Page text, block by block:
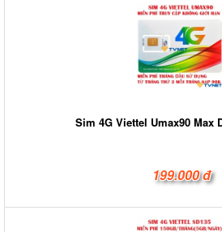
Sim 4G Viettel Umax90 Max
199.000 đ